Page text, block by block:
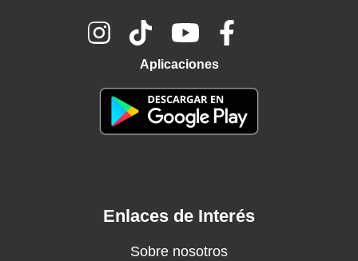
Aplicaciones
Enlaces de Interés
Sobre nosotros